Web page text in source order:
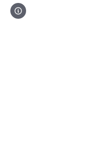
Fotó: Sebestyén László/Forbes